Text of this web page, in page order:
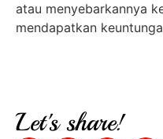
atau menyebarkannya
mendapatkan
Let's share!